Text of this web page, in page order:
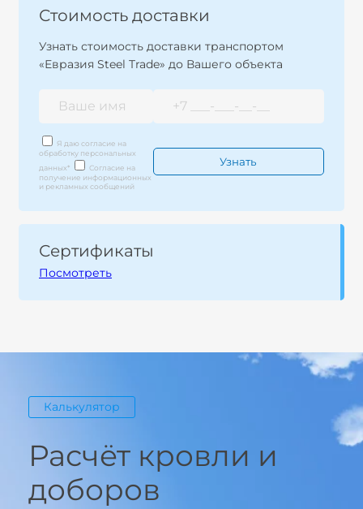
Стоимость доставки
Узнать стоимость доставки транспортом
«Евразия Steel Trade» до Вашего объекта
Я даю согласие на
обработку персональных
данных*
Согласие на
получение информационных
и рекламных сообщений
Сертификаты
Посмотреть
Калькулятор
Расчёт кровли и
доборов